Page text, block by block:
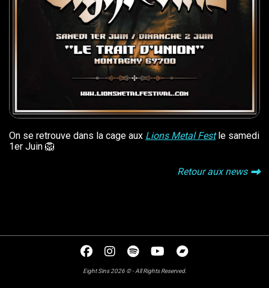
On se retrouve dans la cage aux Lions Metal Festle samedi
1er Juin 🦁
Retour aux news
Eight Sins 2026 © - All Rights Reserved.